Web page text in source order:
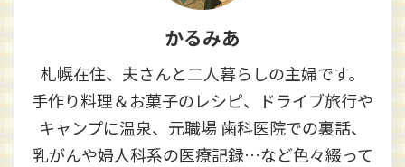
かるみあ
札幌在住、夫さんと二人暮らしの主婦です。
手作り料理＆お菓子のレシピ、ドライブ旅行や
キャンプに温泉、元職場 歯科医院での裏話、
乳がんや婦人科系の医療記録…など色々綴って